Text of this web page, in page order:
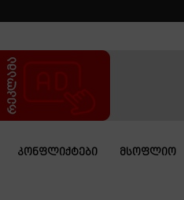
ᲙᲝᲜᲤᲚᲘᲥᲢᲔᲑᲘ ᲛᲡᲝᲤᲚᲘᲝ